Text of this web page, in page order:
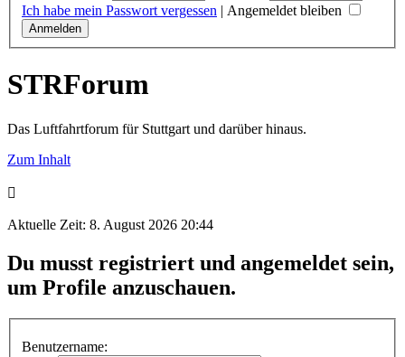
Ich habe mein Passwort vergessen | Angemeldet bleiben
STRForum
Das Luftfahrtforum für Stuttgart und darüber hinaus.
Zum Inhalt
Aktuelle Zeit: 8. August 2026 20:44
Du musst registriert und angemeldet sein,
um Profile anzuschauen.
Benutzername: